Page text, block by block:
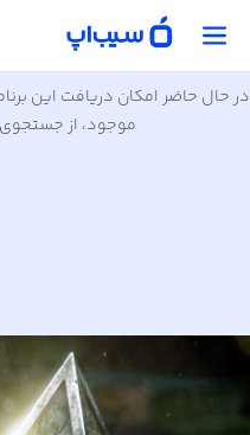
در حال حاضر امکان دریافت این
موجود، از